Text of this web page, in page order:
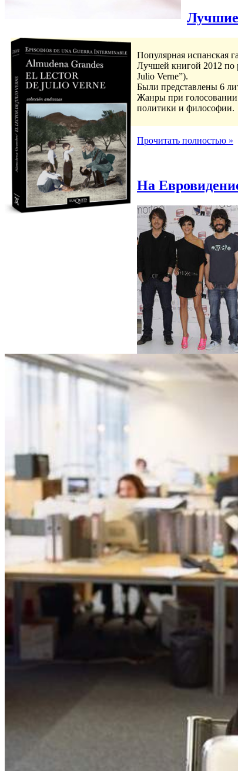
Лучшие
Популярная испанская
Лучшей книгой 2012 по
Julio Verne”).
Были представлены 6
Жанры при голосовании:
политики и философии.
Прочитать полностью »
На